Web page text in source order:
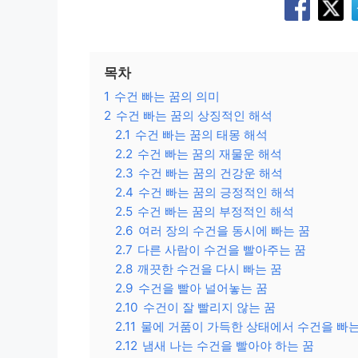
목차
1 수건 빠는 꿈의 의미
2 수건 빠는 꿈의 상징적인 해석
2.1 수건 빠는 꿈의 태몽 해석
2.2 수건 빠는 꿈의 재물운 해석
2.3 수건 빠는 꿈의 건강운 해석
2.4 수건 빠는 꿈의 긍정적인 해석
2.5 수건 빠는 꿈의 부정적인 해석
2.6 여러 장의 수건을 동시에 빠는 꿈
2.7 다른 사람이 수건을 빨아주는 꿈
2.8 깨끗한 수건을 다시 빠는 꿈
2.9 수건을 빨아 널어놓는 꿈
2.10 수건이 잘 빨리지 않는 꿈
2.11 물에 거품이 가득한 상태에서 수건을 빠
2.12 냄새 나는 수건을 빨아야 하는 꿈